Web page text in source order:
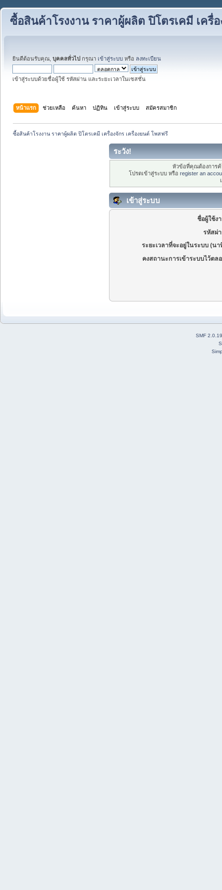
ซื้อสินค้าโรงงาน ราคาผู้ผลิต ปิโตรเคมี เครื่
ยินดีต้อนรับคุณ, บุคคลทั่วไป กรุณา เข้าสู่ระบบ หรือ ลงทะเบียน
เข้าสู่ระบบด้วยชื่อผู้ใช้ รหัสผ่าน และระยะเวลาในเซสชั่น
หน้าแรก ช่วยเหลือ ค้นหา ปฏิทิน เข้าสู่ระบบ สมัครสมาชิก
ซื้อสินค้าโรงงาน ราคาผู้ผลิต ปิโตรเคมี เครื่องจักร เครื่องยนต์ โพสฟรี
ระวัง!
หัวข้อที่คุณต้องการ
โปรดเข้าสู่ระบบ หรือ register an
เข้าสู่ระบบ
ชื่อผู้ใช้ง
รหัสผ่
ระยะเวลาที่จะอยู่ในระบบ (นา
คงสถานะการเข้าระบบไว้ตล
SMF 2.0.19